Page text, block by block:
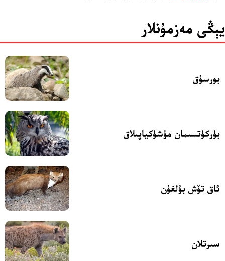
بىز كىم؟
بىزنى قوللاڭ
سەھىپىلىرىمىز
يېڭى مەزمۇنلار
بورسۇق
بۈركۈتسىمان مۈشۈكياپىلاق
ئاق تۆش بۇلغۇن
سىرتلان